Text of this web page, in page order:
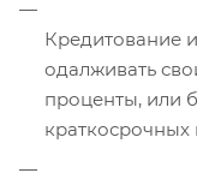
Кредитование
одалживать
проценты, или
краткосрочных